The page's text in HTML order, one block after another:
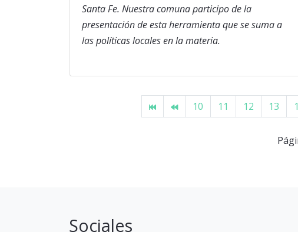
Santa Fe. Nuestra comuna participo de la
presentación de esta herramienta que se suma a
las políticas locales en la materia.
10 11 12 13
Sociales